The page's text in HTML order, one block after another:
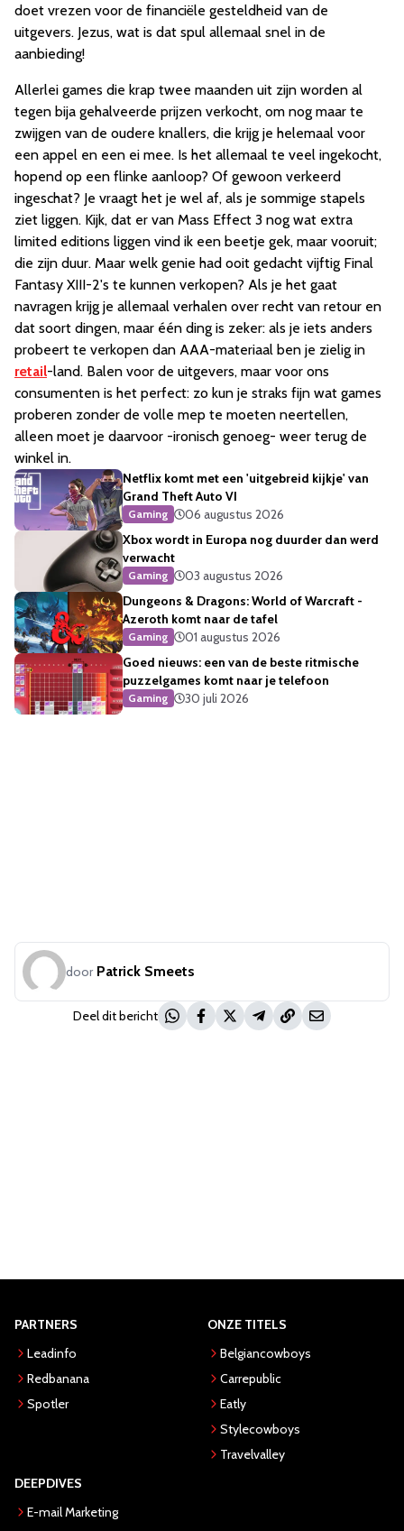
doet vrezen voor de financiële gesteldheid van de
uitgevers. Jezus, wat is dat spul allemaal snel in de
aanbieding!
Allerlei games die krap twee maanden uit zijn worden al
tegen bija gehalveerde prijzen verkocht, om nog maar te
zwijgen van de oudere knallers, die krijg je helemaal voor
een appel en een ei mee. Is het allemaal te veel ingekocht,
hopend op een flinke aanloop? Of gewoon verkeerd
ingeschat? Je vraagt het je wel af, als je sommige stapels
ziet liggen. Kijk, dat er van Mass Effect 3 nog wat extra
limited editions liggen vind ik een beetje gek, maar vooruit;
die zijn duur. Maar welk genie had ooit gedacht vijftig Final
Fantasy XIII-2's te kunnen verkopen? Als je het gaat
navragen krijg je allemaal verhalen over recht van retour en
dat soort dingen, maar één ding is zeker: als je iets anders
probeert te verkopen dan AAA-materiaal ben je zielig in
retail-land. Balen voor de uitgevers, maar voor ons
consumenten is het perfect: zo kun je straks fijn wat games
proberen zonder de volle mep te moeten neertellen,
alleen moet je daarvoor -ironisch genoeg- weer terug de
winkel in.
Netflix komt met een 'uitgebreid kijkje' van
Grand Theft Auto VI
Gaming
06 augustus 2026
Xbox wordt in Europa nog duurder dan werd
verwacht
Gaming
03 augustus 2026
Dungeons & Dragons: World of Warcraft -
Azeroth komt naar de tafel
Gaming
01 augustus 2026
Goed nieuws: een van de beste ritmische
puzzelgames komt naar je telefoon
Gaming 30 juli 2026
door Patrick Smeets
Deel dit bericht
PARTNERS
Leadinfo
Redbanana
Spotler
ONZE TITELS
Belgiancowboys
Carrepublic
Eatly
Stylecowboys
Travelvalley
DEEPDIVES
E-mail Marketing